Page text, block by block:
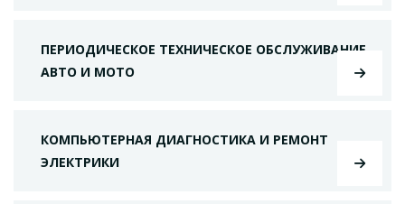
ПЕРИОДИЧЕСКОЕ ТЕХНИЧЕСКОЕ ОБСЛУЖИВАНИЕ
АВТО И МОТО
КОМПЬЮТЕРНАЯ ДИАГНОСТИКА И РЕМОНТ
ЭЛЕКТРИКИ